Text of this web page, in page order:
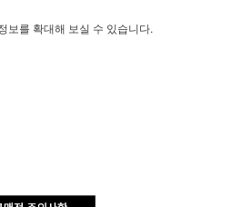
보를 확대해 보실 수 있습니다.